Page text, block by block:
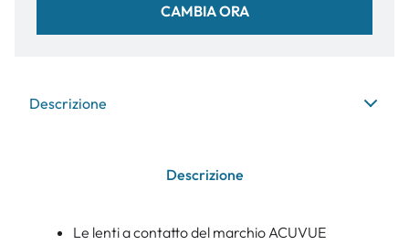
CAMBIA ORA
Descrizione
Descrizione
Le lenti a contatto del marchio ACUVUE